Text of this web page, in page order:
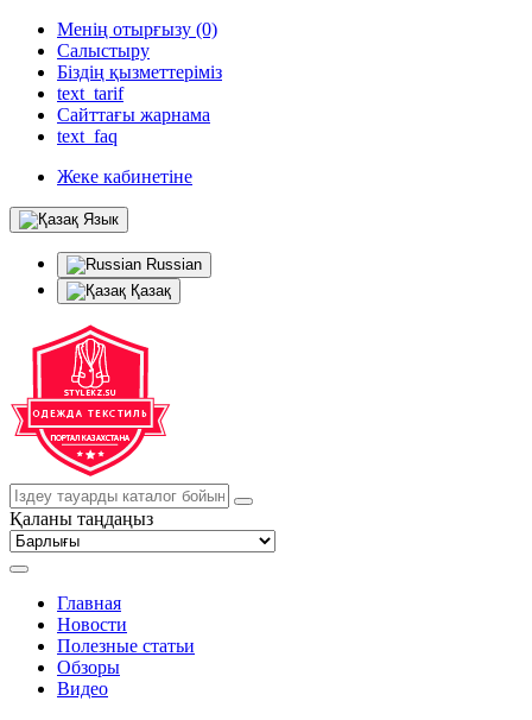
Менің отырғызу (0)
Салыстыру
Біздің қызметтеріміз
text_tarif
Сайттағы жарнама
text_faq
Жеке кабинетіне
Язык
Russian
Қазақ
Қаланы таңдаңыз
Главная
Новости
Полезные статьи
Обзоры
Видео